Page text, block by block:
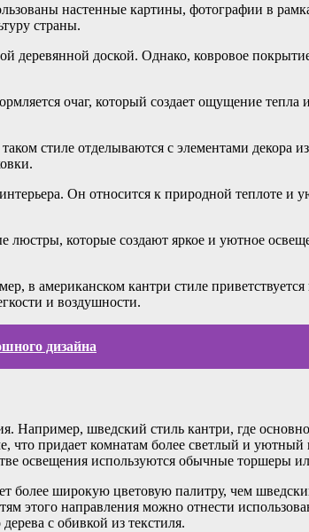
настенные картины, фотографии в
страны.
деревянной доской. Однако, ковровое
очаг, который создает ощущение тепла
стиле отделываются с элементами декора
Он относится к природной теплоте и
люстры, которые создают яркое и уютное
американском кантри стиле приветствуется
и воздушности.
дизайна
шведский стиль кантри, где
придает комнатам более светлый и уютный
освещения используются обычные торшеры
более широкую цветовую палитру, чем
направления можно отнести
с обивкой из текстиля.